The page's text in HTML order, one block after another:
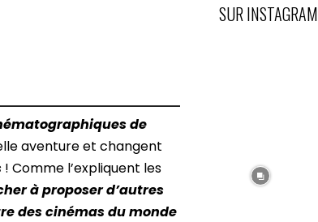
de
aventure et changent
! Comme l’expliquent les
à proposer d’autres
des cinémas du monde
SUR INSTAGRAM